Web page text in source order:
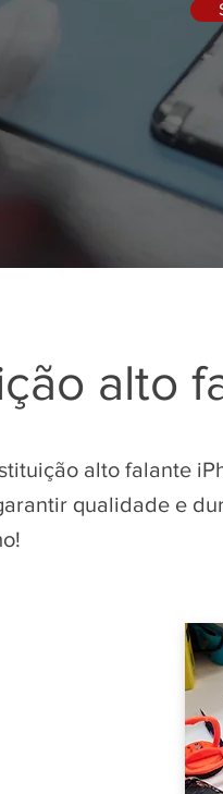
alto
alto falante
qualidade e